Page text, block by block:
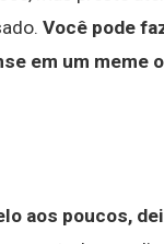
Você pode
em um meme
aos poucos,